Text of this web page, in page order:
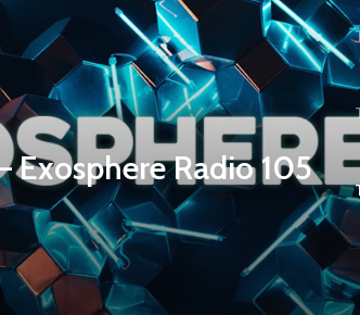
Exosphere Radio 105